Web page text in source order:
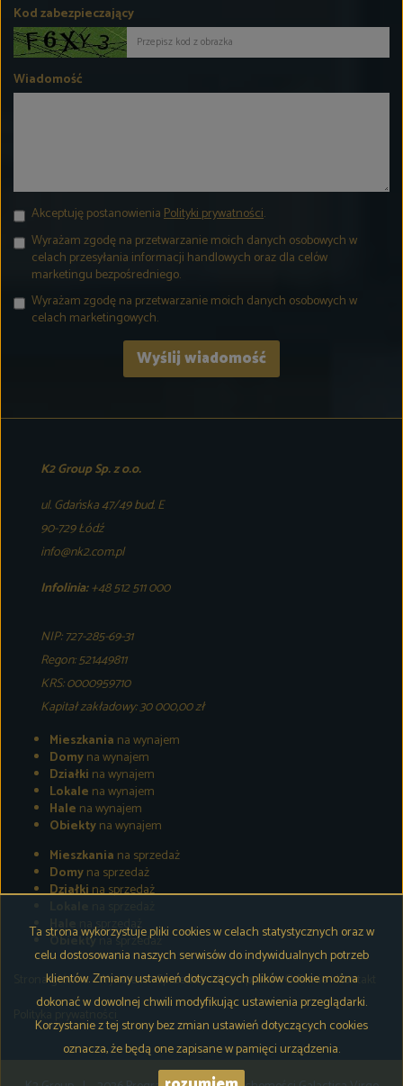
Kod zabezpieczający
Wiadomość
Akceptuję postanowieniaPolityki prywatności.
Wyrażam zgodę na przetwarzanie moich danych osobowych w
celach przesyłania informacji handlowych oraz dla celów
marketingu bezpośredniego.
Wyrażam zgodę na przetwarzanie moich danych osobowych w
celach marketingowych.
K2 Group Sp. z o.o.
ul. Gdańska 47/49 bud. E
90-729 Łódź
info@nk2.com.pl
Infolinia:+48 512 511 000
NIP: 727-285-69-31
Regon: 521449811
KRS: 0000959710
Kapitał zakładowy: 30 000,00 zł
Mieszkania na wynajem
Domyna wynajem
Działki na wynajem
Lokale na wynajem
Hale na wynajem
Obiektyna wynajem
Mieszkania na sprzedaż
Domyna sprzedaż
Działkina sprzedaż
Hale na sprzedaż
Obiektyna sprzedaż
Strona główna Wynajem Sprzedaż Współpraca O firmie Kontakt
Polityka prywatności
Ta strona wykorzystuje pliki cookies w celach statystycznych oraz w
celu dostosowania naszych serwisów do indywidualnych potrzeb
klientów. Zmiany ustawień dotyczących plików cookie można
dokonać w dowolnej chwili modyfikując ustawienia przeglądarki.
Korzystanie z tej strony bez zmian ustawień dotyczących cookies
oznacza, że będą one zapisane w pamięci urządzenia.